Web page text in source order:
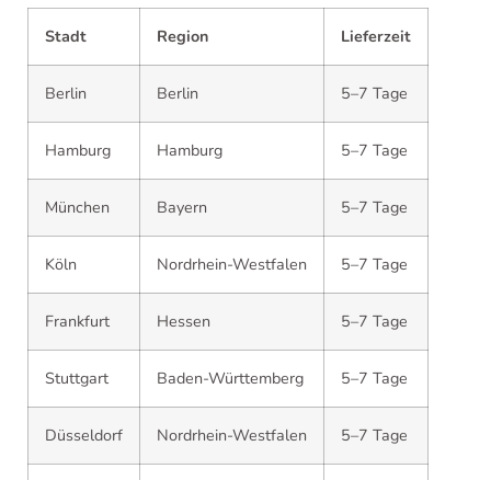
Stadt Region Lieferzeit
Berlin Berlin 5–7 Tage
Hamburg Hamburg 5–7 Tage
München Bayern 5–7 Tage
Köln Nordrhein-Westfalen 5–7 Tage
Frankfurt Hessen 5–7 Tage
Stuttgart Baden-Württemberg 5–7 Tage
Düsseldorf Nordrhein-Westfalen 5–7 Tage